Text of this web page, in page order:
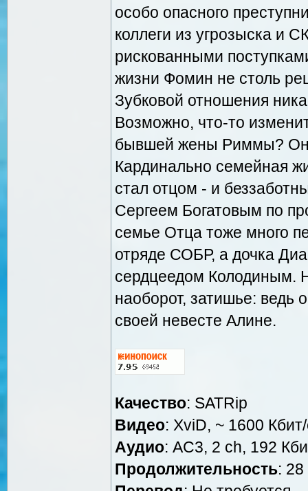
особо опасного
коллеги из угрозыска и
рискованными
жизни Фомин не столь
Зубковой отношения
Возможно, что-то
бывшей жены Риммы?
Кардинально семейная
стал отцом - и
Сергеем Богатовым по
семье Отца тоже много
отряде СОБР, а дочка
сердцеедом Колодиным.
наоборот, затишье: ведь
своей невесте Алине.
Качество: SATRip
Видео: XviD, ~ 1600
Аудио: AC3, 2 ch, 192
Продолжительность: